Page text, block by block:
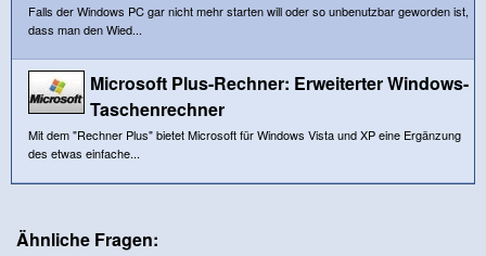
Falls der Windows PC gar nicht mehr starten will oder so unbenutzbar geworden ist,
dass man den Wied...
Microsoft Plus-Rechner: Erweiterter Windows-
Taschenrechner
Mit dem "Rechner Plus" bietet Microsoft für Windows Vista und XP eine Ergänzung
des etwas einfache...
Ähnliche Fragen: